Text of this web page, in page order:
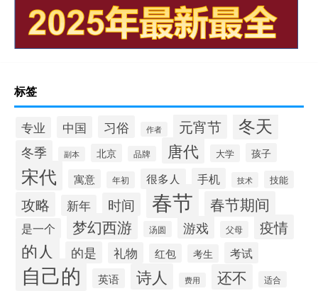
标签
专业 中国 习俗 作者 元宵节 冬天
冬季 副本 北京 品牌 唐代 大学 孩子
宋代 寓意 年初 很多人 手机 技术 技能
攻略 新年 时间 春节 春节期间
是一个 梦幻西游 汤圆 游戏 父母 疫情
的人 的是 礼物 红包 考生 考试
自己的 英语 诗人 费用 还不 适合